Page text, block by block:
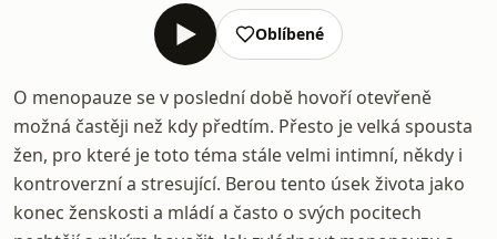
Oblíbené
O menopauze se v poslední době hovoří otevřeně
možná častěji než kdy předtím. Přesto je velká spousta
žen, pro které je toto téma stále velmi intimní, někdy i
kontroverzní a stresující. Berou tento úsek života jako
konec ženskosti a mládí a často o svých pocitech